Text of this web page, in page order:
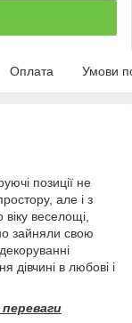
Оплата Умови
позиції не
але і з
веселощі,
зайняли свою
дівчині в любові і
переваги